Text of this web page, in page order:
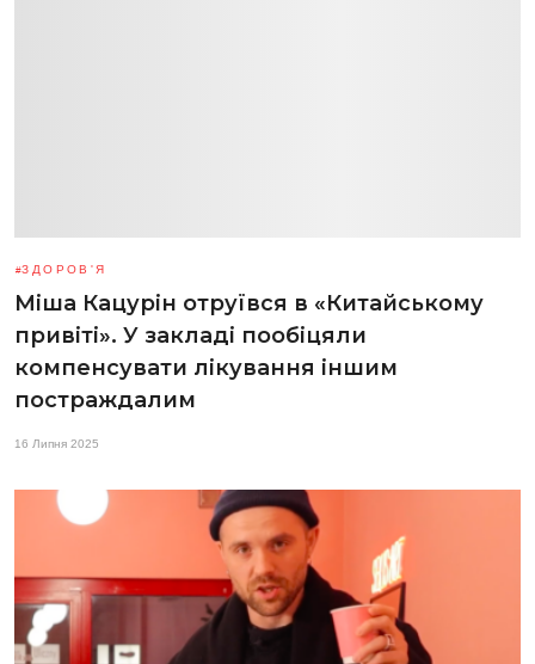
ЗДОРОВ'Я
Міша Кацурін отруївся в «Китайському
привіті». У закладі пообіцяли
компенсувати лікування іншим
постраждалим
16 Липня 2025